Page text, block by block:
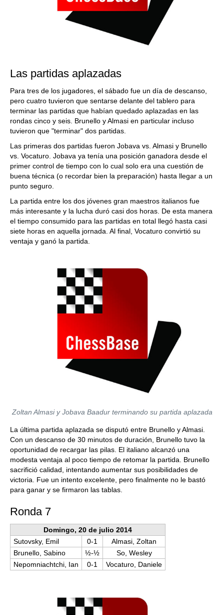
Las partidas aplazadas
Para tres de los jugadores, el sábado fue un día de descanso,
pero cuatro tuvieron que sentarse delante del tablero para
terminar las partidas que habían quedado aplazadas en las
rondas cinco y seis. Brunello y Almasi en particular incluso
tuvieron que "terminar" dos partidas.
Las primeras dos partidas fueron Jobava vs. Almasi y Brunello
vs. Vocaturo. Jobava ya tenía una posición ganadora desde el
primer control de tiempo con lo cual solo era una cuestión de
buena técnica (o recordar bien la preparación) hasta llegar a un
punto seguro.
La partida entre los dos jóvenes gran maestros italianos fue
más interesante y la lucha duró casi dos horas. De esta manera
el tiempo consumido para las partidas en total llegó hasta casi
siete horas en aquella jornada. Al final, Vocaturo convirtió su
ventaja y ganó la partida.
Zoltan Almasi y Jobava Baadur terminando su partida aplazada
La última partida aplazada se disputó entre Brunello y Almasi.
Con un descanso de 30 minutos de duración, Brunello tuvo la
oportunidad de recargar las pilas. El italiano alcanzó una
modesta ventaja al poco tiempo de retomar la partida. Brunello
sacrifició calidad, intentando aumentar sus posibilidades de
victoria. Fue un intento excelente, pero finalmente no le bastó
para ganar y se firmaron las tablas.
Ronda 7
Domingo, 20 de julio 2014
Sutovsky, Emil
0-1
Almasi, Zoltan
Brunello, Sabino
½-½
So, Wesley
Nepomniachtchi, Ian
0-1 Vocaturo, Daniele